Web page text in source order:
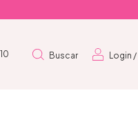
Buscar Login /